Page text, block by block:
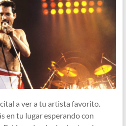
a ver a tu artista favorito.
en tu lugar esperando con